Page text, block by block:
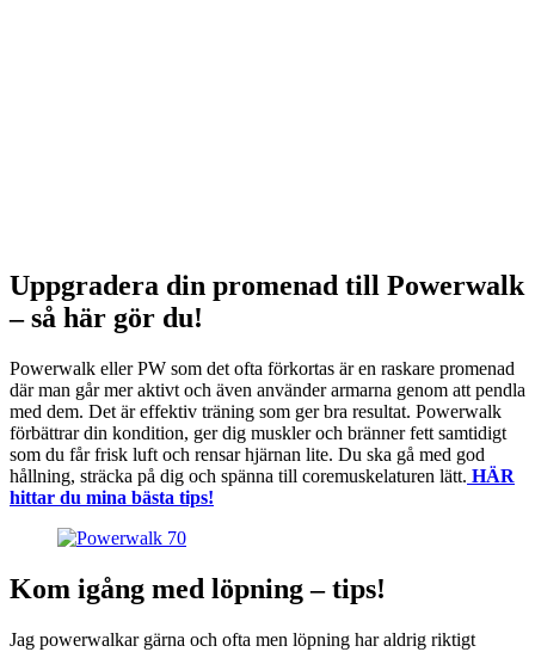
Uppgradera din promenad till Powerwalk
– så här gör du!
Powerwalk eller PW som det ofta förkortas är en raskare promenad
där man går mer aktivt och även använder armarna genom att pendla
med dem. Det är effektiv träning som ger bra resultat. Powerwalk
förbättrar din kondition, ger dig muskler och bränner fett samtidigt
som du får frisk luft och rensar hjärnan lite. Du ska gå med god
hållning, sträcka på dig och spänna till coremuskelaturen lätt. HÄR
hittar du mina bästa tips!
Kom igång med löpning – tips!
Jag powerwalkar gärna och ofta men löpning har aldrig riktigt